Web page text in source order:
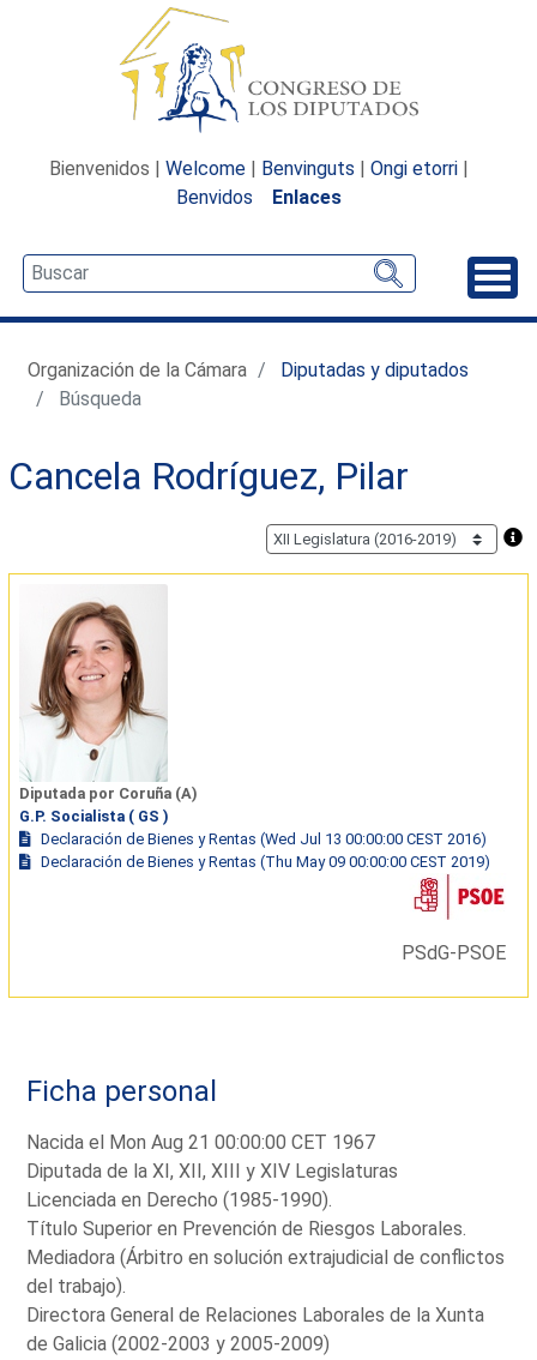
Bienvenidos | Welcome | Benvinguts | Ongi etorri |
Benvidos
Enlaces
Organización de la Cámara
Diputadas y diputados
Búsqueda
Cancela Rodríguez, Pilar
Diputada por Coruña (A)
G.P. Socialista ( GS )
Declaración de Bienes y Rentas (Wed Jul 13 00:00:00 CEST 2016)
Declaración de Bienes y Rentas (Thu May 09 00:00:00 CEST 2019)
PSdG-PSOE
Ficha personal
Nacida el Mon Aug 21 00:00:00 CET 1967
Diputada de la XI, XII, XIII y XIV Legislaturas
Licenciada en Derecho (1985-1990).
Título Superior en Prevención de Riesgos Laborales.
Mediadora (Árbitro en solución extrajudicial de conflictos
del trabajo).
Directora General de Relaciones Laborales de la Xunta
de Galicia (2002-2003 y 2005-2009)